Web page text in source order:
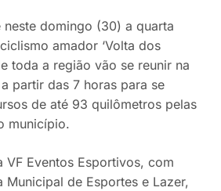
neste domingo (30) a quarta
amador ‘Volta dos
toda a região vão se reunir na
partir das 7 horas para se
de até 93 quilômetros pelas
município.
VF Eventos Esportivos, com
Municipal de Esportes e Lazer,